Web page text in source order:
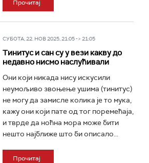
Прочитај
СУБОТА, 22. НОВ 2025, 21:05 -> 21:05
Тинитус и сан су у вези какву до
недавно нисмо наслућивали
Они који никада нису искусили
неумољиво звоњење ушима (тинитус)
не могу да замисле колика је то мука,
кажу они који пате од тог поремећаја,
и тврде да ноћна мора може бити
нешто најближе што би описало...
Прочитај